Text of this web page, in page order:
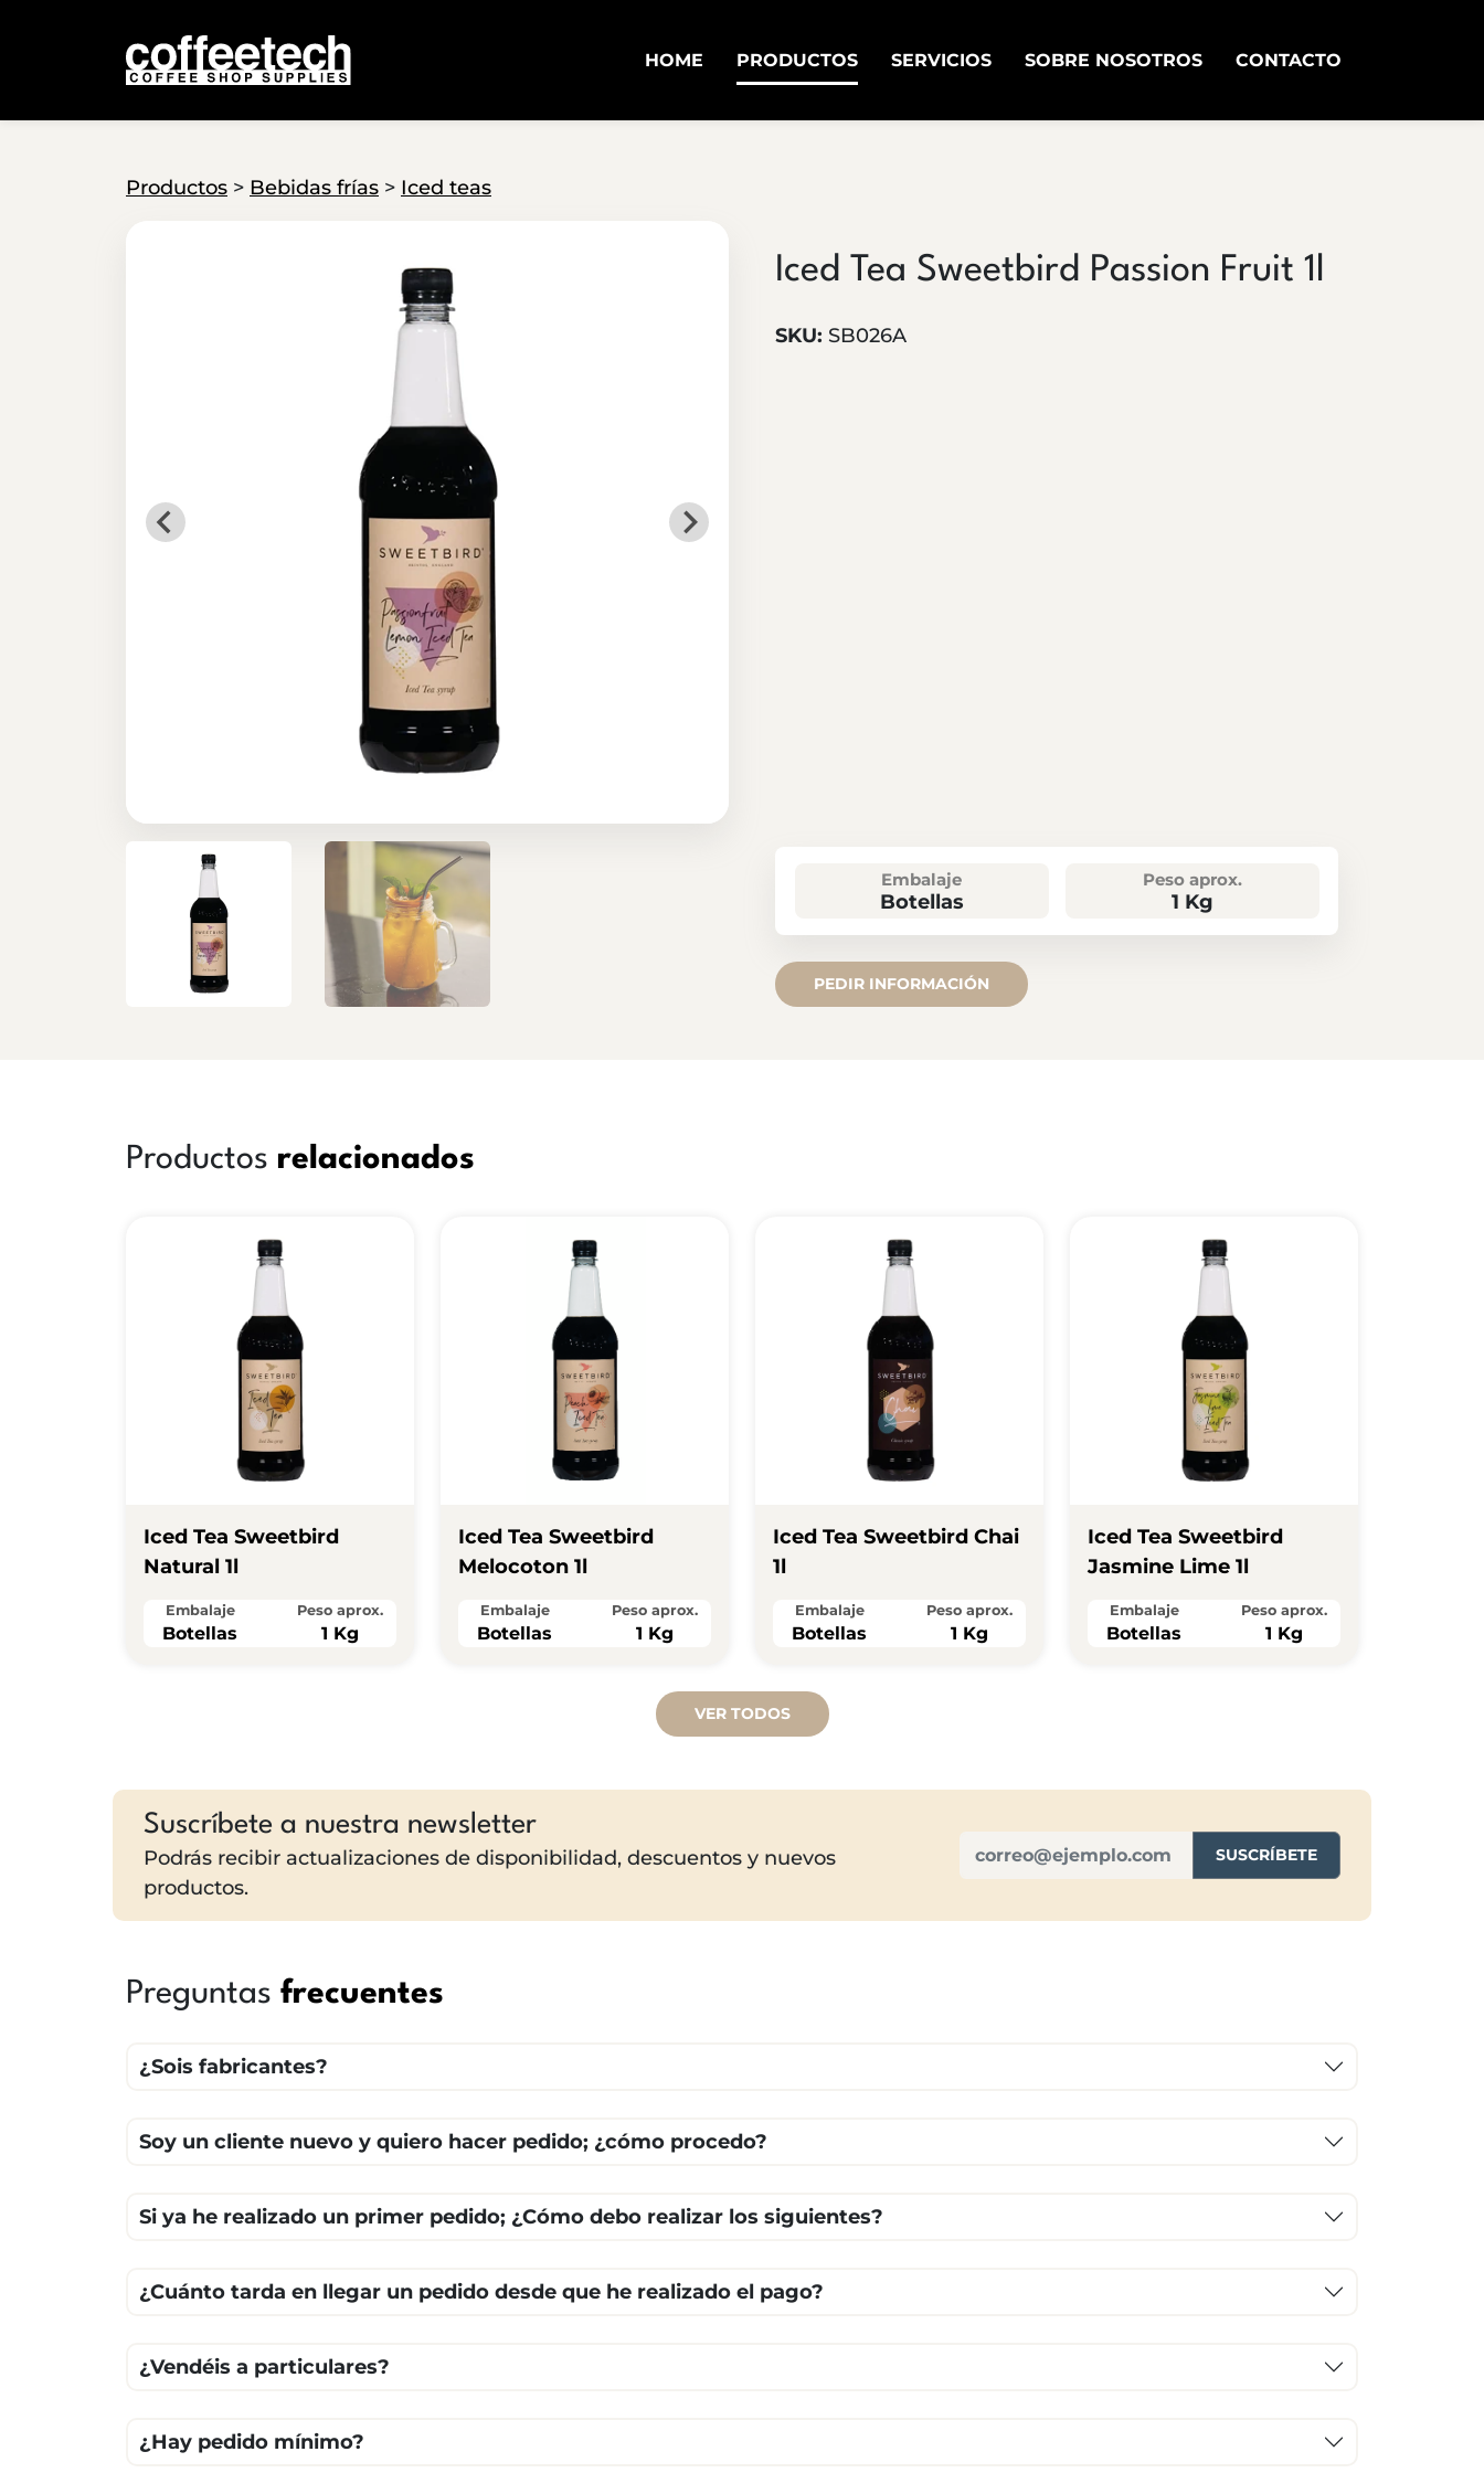
HOME PRODUCTOS SERVICIOS SOBRE NOSOTROS CONTACTO
Productos > Bebidas frías > Iced teas
Iced Tea Sweetbird Passion Fruit 1l
SKU: SB026A
Embalaje
Botellas
Peso aprox.
1 Kg
PEDIR INFORMACIÓN
Productos relacionados
Iced Tea Sweetbird
Natural 1l
Embalaje
Botellas
Peso aprox.
1 Kg
Iced Tea Sweetbird
Melocoton 1l
Embalaje
Botellas
Peso aprox.
1 Kg
Iced Tea Sweetbird Chai
1l
Embalaje
Botellas
Peso aprox.
1 Kg
Iced Tea Sweetbird
Jasmine Lime 1l
Embalaje
Botellas
Peso aprox.
1 Kg
VER TODOS
Suscríbete a nuestra newsletter
Podrás recibir actualizaciones de disponibilidad, descuentos y nuevos
productos.
SUSCRÍBETE
Preguntas frecuentes
¿Sois fabricantes?
Soy un cliente nuevo y quiero hacer pedido; ¿cómo procedo?
Si ya he realizado un primer pedido; ¿Cómo debo realizar los siguientes?
¿Cuánto tarda en llegar un pedido desde que he realizado el pago?
¿Vendéis a particulares?
¿Hay pedido mínimo?